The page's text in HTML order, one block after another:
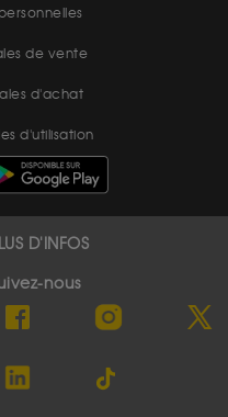
de vente
d'achat
d'utilisation
D'INFOS
nous